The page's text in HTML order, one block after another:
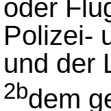
oder
Polizei-
und der
2bdem